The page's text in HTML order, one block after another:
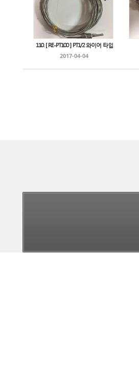
110. [ RE-PT100 ] PT1/2 와이어 타입
2017-04-04